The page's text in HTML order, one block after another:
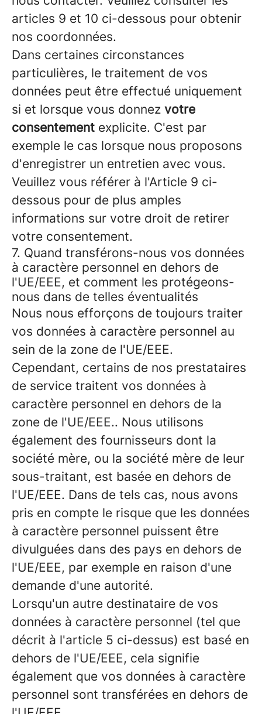
articles 9 et 10 ci-dessous pour obtenir
nos coordonnées.
Dans certaines circonstances
particulières, le traitement de vos
données peut être effectué uniquement
si et lorsque vous donnez votre
consentement explicite. C'est par
exemple le cas lorsque nous proposons
d'enregistrer un entretien avec vous.
Veuillez vous référer à l'Article 9 ci-
dessous pour de plus amples
informations sur votre droit de retirer
votre consentement.
7. Quand transférons-nous vos données
à caractère personnel en dehors de
l'UE/EEE, et comment les protégeons-
nous dans de telles éventualités
Nous nous efforçons de toujours traiter
vos données à caractère personnel au
sein de la zone de l'UE/EEE.
Cependant, certains de nos prestataires
de service traitent vos données à
caractère personnel en dehors de la
zone de l'UE/EEE.. Nous utilisons
également des fournisseurs dont la
société mère, ou la société mère de leur
sous-traitant, est basée en dehors de
l'UE/EEE. Dans de tels cas, nous avons
pris en compte le risque que les données
à caractère personnel puissent être
divulguées dans des pays en dehors de
l'UE/EEE, par exemple en raison d'une
demande d'une autorité.
Lorsqu'un autre destinataire de vos
données à caractère personnel (tel que
décrit à l'article 5 ci-dessus) est basé en
dehors de l'UE/EEE, cela signifie
également que vos données à caractère
personnel sont transférées en dehors de